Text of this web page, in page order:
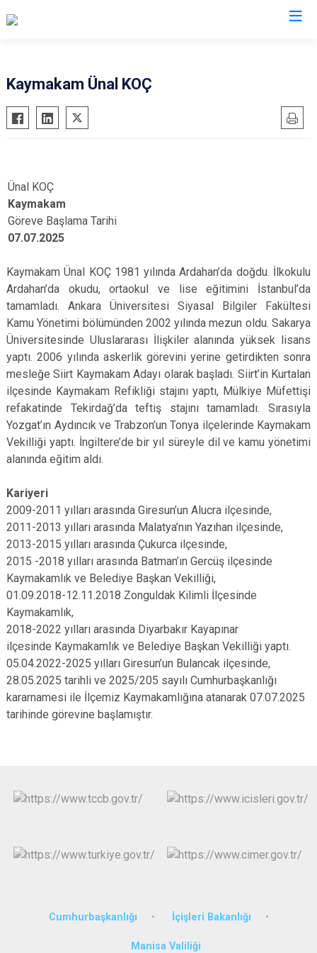
Ahmetli
Akhisar
Demirci
Gölmarmara
Gördes
Kırkağaç
Köprübaşı
Kula
Yunusemre
Kaymakam Ünal KOÇ
Ünal KOÇ
Kaymakam
Göreve Başlama Tarihi
07.07.2025
Kaymakam Ünal KOÇ 1981 yılında Ardahan’da doğdu. İlkokulu
Ardahan’da okudu, ortaokul ve lise eğitimini İstanbul’da
tamamladı. Ankara Üniversitesi Siyasal Bilgiler Fakültesi
Kamu Yönetimi bölümünden 2002 yılında mezun oldu. Sakarya
Üniversitesinde Uluslararası İlişkiler alanında yüksek lisans
yaptı. 2006 yılında askerlik görevini yerine getirdikten sonra
mesleğe Siirt Kaymakam Adayı olarak başladı. Siirt’in Kurtalan
ilçesinde Kaymakam Refikliği stajını yaptı, Mülkiye Müfettişi
refakatinde Tekirdağ’da teftiş stajını tamamladı. Sırasıyla
Yozgat’ın Aydıncık ve Trabzon’un Tonya ilçelerinde Kaymakam
Vekilliği yaptı. İngiltere’de bir yıl süreyle dil ve kamu yönetimi
alanında eğitim aldı.
Kariyeri
2009-2011 yılları arasında Giresun’un Alucra ilçesinde,
2011-2013 yılları arasında Malatya’nın Yazıhan ilçesinde,
2013-2015 yılları arasında Çukurca ilçesinde,
2015 -2018 yılları arasında Batman’ın Gercüş ilçesinde
Kaymakamlık ve Belediye Başkan Vekilliği,
01.09.2018-12.11.2018 Zonguldak Kilimli İlçesinde
Kaymakamlık,
2018-2022 yılları arasında Diyarbakır Kayapınar
ilçesinde Kaymakamlık ve Belediye Başkan Vekilliği yaptı.
05.04.2022-2025 yılları Giresun’un Bulancak ilçesinde,
28.05.2025 tarihli ve 2025/205 sayılı Cumhurbaşkanlığı
kararnamesi ile İlçemiz Kaymakamlığına atanarak 07.07.2025
tarihinde görevine başlamıştır.
Cumhurbaşkanlığı İçişleri Bakanlığı
Manisa Valiliği